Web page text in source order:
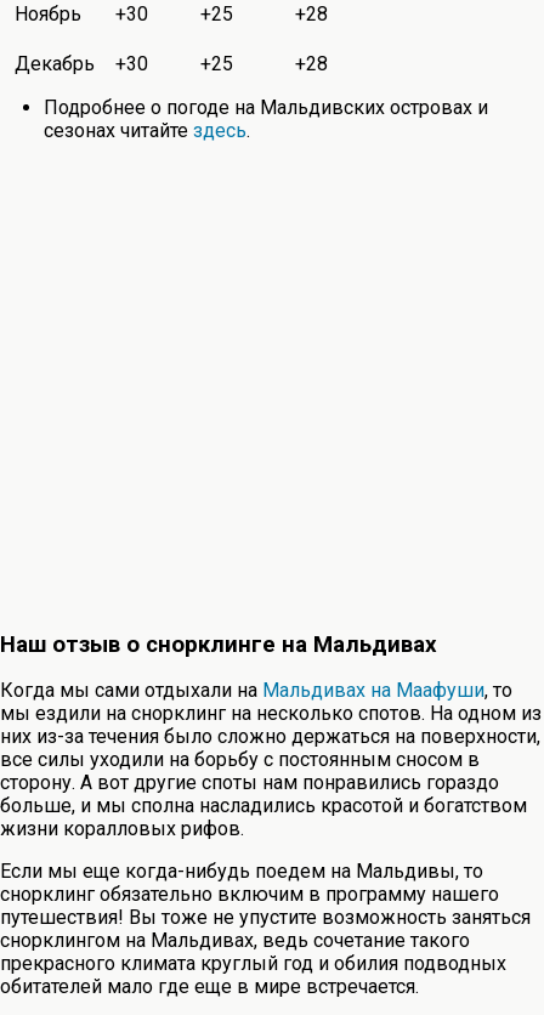
Ноябрь +30 +25 +28
Декабрь +30 +25
+28
Подробнее о погоде на Мальдивских островах и
сезонах читайте здесь.
Наш отзыв о снорклинге на Мальдивах
Когда мы сами отдыхали на Мальдивах на Маафуши, то
мы ездили на снорклинг на несколько спотов. На одном из
них из-за течения было сложно держаться на поверхности,
все силы уходили на борьбу с постоянным сносом в
сторону. А вот другие споты нам понравились гораздо
больше, и мы сполна насладились красотой и богатством
жизни коралловых рифов.
Если мы еще когда-нибудь поедем на Мальдивы, то
снорклинг обязательно включим в программу нашего
путешествия! Вы тоже не упустите возможность заняться
снорклингом на Мальдивах, ведь сочетание такого
прекрасного климата круглый год и обилия подводных
обитателей мало где еще в мире встречается.